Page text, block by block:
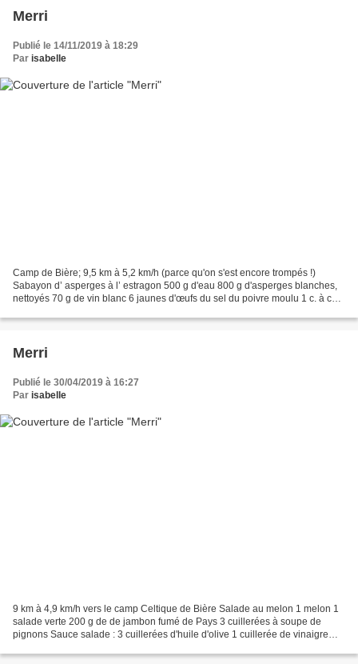
Merri
Publié le 14/11/2019 à 18:29
Par isabelle
Camp de Bière; 9,5 km à 5,2 km/h (parce qu'on s'est encore trompés !)
Sabayon d’ asperges à l’ estragon 500 g d'eau 800 g d'asperges blanches,
nettoyés 70 g de vin blanc 6 jaunes d'œufs du sel du poivre moulu 1 c. à café
Merri
Publié le 30/04/2019 à 16:27
Par isabelle
9 km à 4,9 km/h vers le camp Celtique de Bière Salade au melon 1 melon 1
salade verte 200 g de de jambon fumé de Pays 3 cuillerées à soupe de
pignons Sauce salade : 3 cuillerées d'huile d'olive 1 cuillerée de vinaigre